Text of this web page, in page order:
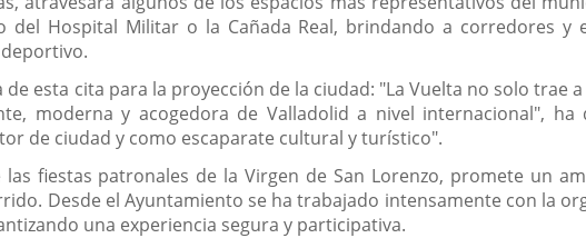
del Hospital Militar o la Cañada Real, brindando a corredores
esta cita para la proyección de la ciudad: "La Vuelta no solo trae
moderna y acogedora de Valladolid a nivel internacional", ha
de ciudad y como escaparate cultural y turístico".
fiestas patronales de la Virgen de San Lorenzo, promete un
Desde el Ayuntamiento se ha trabajado intensamente con la
una experiencia segura y participativa.